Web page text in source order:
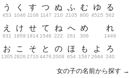
う
453
え
931
お
1305
く
1046
け
1859
こ
2826
す
1108
せ
1814
そ
2710
つ
1147
て
1546
と
4476
ぬ
210
ね
222
の
2008
ふ
2105
へ
261
ほ
654
む
800
め
306
も
1567
ゆ
4515
よ
2684
る
562
れ
1449
ろ
240
女の子の名前から探す →